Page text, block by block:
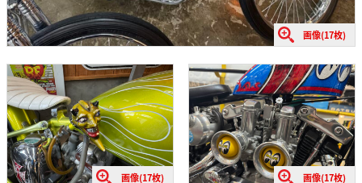
画像(17枚)
画像(17枚) 画像(17枚)